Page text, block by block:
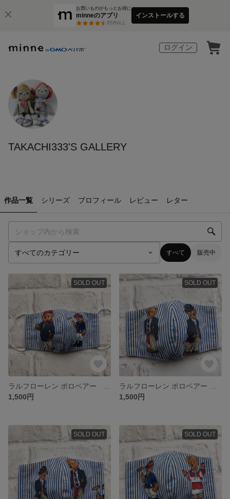
お買いものがもっとお得に
minneのアプリ
3万件以上
インストールする
ログイン
TAKACHI333'S GALLERY
作品一覧 シリーズ プロフィール レビュー レター
すべて 販売中
SOLD OUT
1,500円
SOLD OUT
1,500円
SOLD OUT SOLD OUT